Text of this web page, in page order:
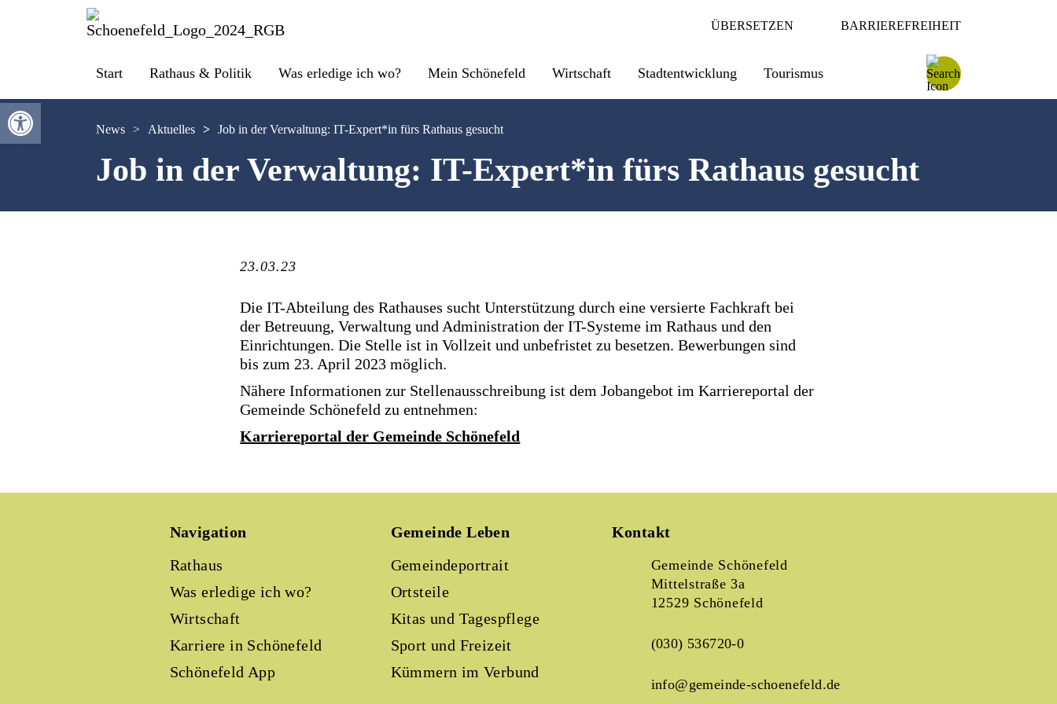
Werkzeugleiste öffnen
ÜBERSETZEN BARRIEREFREIHEIT
Start Rathaus & Politik Was erledige ich wo? Mein Schönefeld Wirtschaft Stadtentwicklung Tourismus
News > Aktuelles > Job in der Verwaltung: IT-Expert*in fürs Rathaus gesucht
Job in der Verwaltung: IT-Expert*in fürs Rathaus gesucht
23.03.23
Die IT-Abteilung des Rathauses sucht Unterstützung durch eine versierte Fachkraft bei
der Betreuung, Verwaltung und Administration der IT-Systeme im Rathaus und den
Einrichtungen. Die Stelle ist in Vollzeit und unbefristet zu besetzen. Bewerbungen sind
bis zum 23. April 2023 möglich.
Nähere Informationen zur Stellenausschreibung ist dem Jobangebot im Karriereportal der
Gemeinde Schönefeld zu entnehmen:
Karriereportal der Gemeinde Schönefeld
Navigation
Rathaus
Was erledige ich wo?
Wirtschaft
Karriere in Schönefeld
Schönefeld App
Gemeinde Leben
Gemeindeportrait
Ortsteile
Kitas und Tagespflege
Sport und Freizeit
Kümmern im Verbund
Kontakt
Gemeinde Schönefeld
Mittelstraße 3a
12529 Schönefeld
(030) 536720-0
info@gemeinde-schoenefeld.de